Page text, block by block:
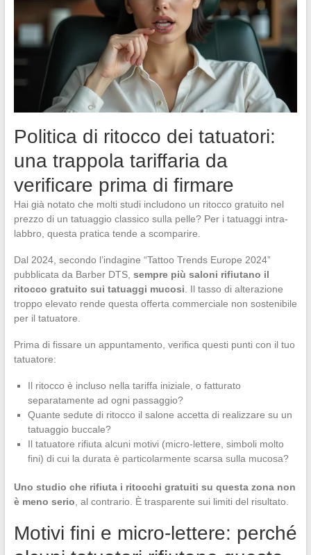
Politica di ritocco dei tatuatori:
una trappola tariffaria da
verificare prima di firmare
Hai già notato che molti studi includono un ritocco gratuito nel
prezzo di un tatuaggio classico sulla pelle? Per i tatuaggi intra-
labbro, questa pratica tende a scomparire.
Dal 2024, secondo l’indagine “Tattoo Trends Europe 2024”
pubblicata da Barber DTS, sempre più saloni rifiutano il
ritocco gratuito sui tatuaggi mucosi. Il tasso di alterazione
troppo elevato rende questa offerta commerciale non sostenibile
per il tatuatore.
Prima di fissare un appuntamento, verifica questi punti con il tuo
tatuatore:
Il ritocco è incluso nella tariffa iniziale, o fatturato
separatamente ad ogni passaggio?
Quante sedute di ritocco il salone accetta di realizzare su un
tatuaggio buccale?
Il tatuatore rifiuta alcuni motivi (micro-lettere, simboli molto
fini) di cui la durata è particolarmente scarsa sulla mucosa?
Uno studio che rifiuta i ritocchi gratuiti su questa zona non
è meno serio, al contrario. È trasparente sui limiti del risultato.
Motivi fini e micro-lettere: perché